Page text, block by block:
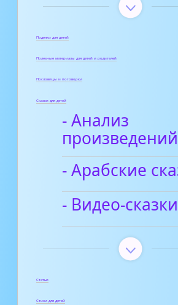
Поделки для детей
Полезные материалы для детей и родителей
Пословицы и поговорки
Сказки для детей
- Анализ
произведений
- Арабские
- Видео-сказки
Статьи
Стихи для детей